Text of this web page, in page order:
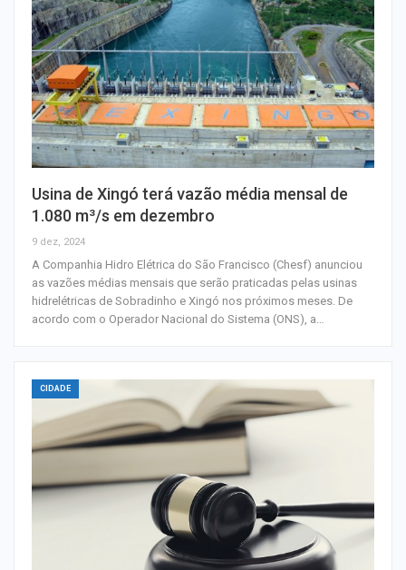
Usina de Xingó terá vazão média mensal de
1.080 m³/s em dezembro
9 dez, 2024
A Companhia Hidro Elétrica do São Francisco (Chesf) anunciou
as vazões médias mensais que serão praticadas pelas usinas
hidrelétricas de Sobradinho e Xingó nos próximos meses. De
acordo com o Operador Nacional do Sistema (ONS), a…
CIDADE